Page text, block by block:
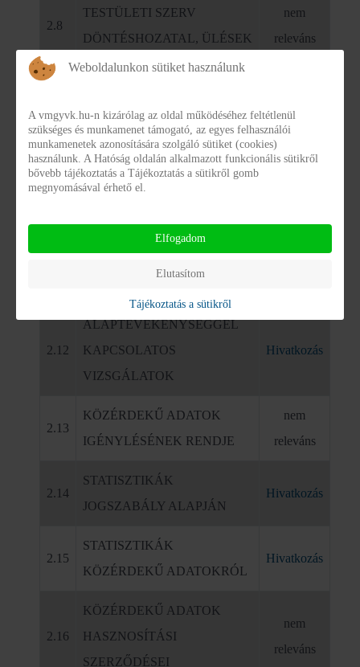
2.8
TESTÜLETI SZERV
DÖNTÉSHOZATAL, ÜLÉSEK
nem
releváns
2.9
TERVEZETEK,
JAVASLATOK
releváns
PÁLYÁZATOK
2.12
ALAPTEVÉKENYSÉGGEL
KAPCSOLATOS
VIZSGÁLATOK
Hivatkozás
2.13
KÖZÉRDEKŰ ADATOK
IGÉNYLÉSÉNEK RENDJE
nem
releváns
2.14
STATISZTIKÁK
JOGSZABÁLY ALAPJÁN
Hivatkozás
2.15
STATISZTIKÁK
KÖZÉRDEKŰ ADATOKRÓL
Hivatkozás
2.16
KÖZÉRDEKŰ ADATOK
HASZNOSÍTÁSI
SZERZŐDÉSEI
nem
releváns
Weboldalunkon sütiket használunk
A vmgyvk.hu-n kizárólag az oldal működéséhez feltétlenül
szükséges és munkamenet támogató, az egyes felhasználói
munkamenetek azonosítására szolgáló sütiket (cookies)
használunk. A Hatóság oldalán alkalmazott funkcionális sütikről
bővebb tájékoztatás a Tájékoztatás a sütikről gomb
megnyomásával érhető el.
Elfogadom
Elutasítom
Tájékoztatás a sütikről